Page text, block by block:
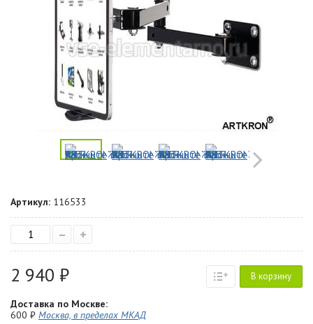
Артикул: 116533
– +
2 940 ₽ В корзину
Доставка по Москве:
600 ₽ Москва, в пределах МКАД